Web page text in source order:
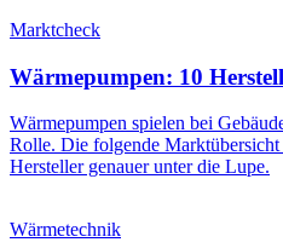
Marktcheck
Wärmepumpen: 10
Wärmepumpen spielen bei
Rolle. Die folgende
Hersteller genauer unter die Lupe.
Wärmetechnik